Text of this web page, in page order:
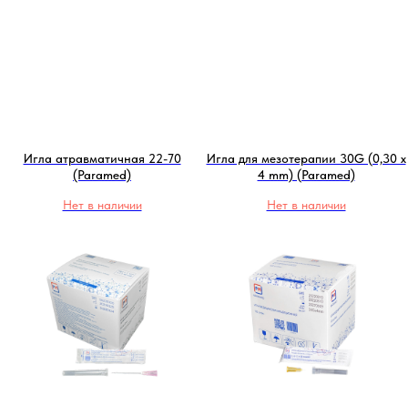
Игла атравматичная 22-70
(Paramed)
Нет в наличии
Игла для мезотерапии 30G (0,30 x
4 mm) (Paramed)
Нет в наличии